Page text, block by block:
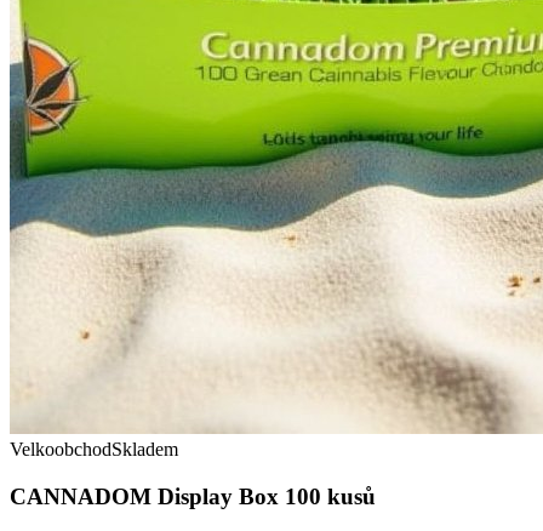
VelkoobchodSkladem
CANNADOM Display Box 100 kusů